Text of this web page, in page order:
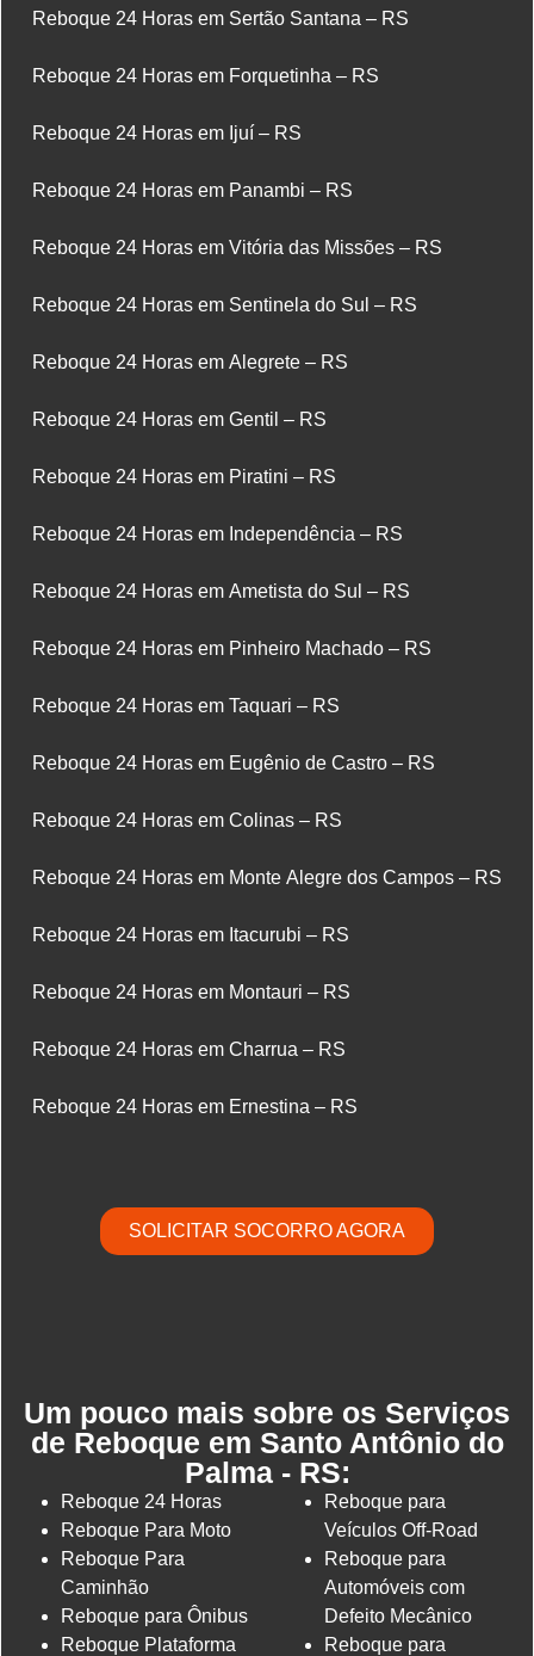
Reboque 24 Horas em Sertão Santana – RS
Reboque 24 Horas em Forquetinha – RS
Reboque 24 Horas em Ijuí – RS
Reboque 24 Horas em Panambi – RS
Reboque 24 Horas em Vitória das Missões – RS
Reboque 24 Horas em Sentinela do Sul – RS
Reboque 24 Horas em Alegrete – RS
Reboque 24 Horas em Gentil – RS
Reboque 24 Horas em Piratini – RS
Reboque 24 Horas em Independência – RS
Reboque 24 Horas em Ametista do Sul – RS
Reboque 24 Horas em Pinheiro Machado – RS
Reboque 24 Horas em Taquari – RS
Reboque 24 Horas em Eugênio de Castro – RS
Reboque 24 Horas em Colinas – RS
Reboque 24 Horas em Monte Alegre dos Campos – RS
Reboque 24 Horas em Itacurubi – RS
Reboque 24 Horas em Montauri – RS
Reboque 24 Horas em Charrua – RS
Reboque 24 Horas em Ernestina – RS
SOLICITAR SOCORRO AGORA
Um pouco mais sobre os Serviços
de Reboque em Santo Antônio do
Palma - RS:
Reboque 24 Horas
Reboque Para Moto
Reboque Para
Caminhão
Reboque para Ônibus
Reboque Plataforma
Reboque para
Veículos Off-Road
Reboque para
Automóveis com
Defeito Mecânico
Reboque para